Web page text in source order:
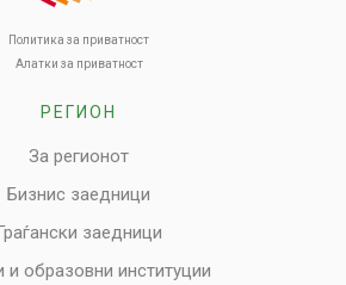
Политика за приватност
Алатки за приватност
РЕГИОН
За регионот
Бизнис заедници
заедници
и образовни институции